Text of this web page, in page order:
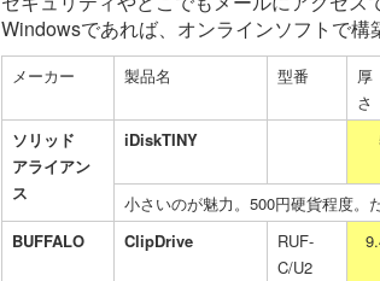
Windowsであれば、オンラインソフトで構
メーカー 製品名 型番
厚
さ
ソリッド
アライアン
ス
iDiskTINY
小さいのが魅力。500円硬貨程度。
BUFFALO
ClipDrive
RUF-
C/U2